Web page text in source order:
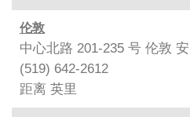
伦敦
中心北路 201-235 号 伦敦
(519) 642-2612
距离 英里